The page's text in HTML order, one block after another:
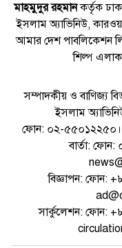
মাহমুদুর রহমানকর্তৃক
ইসলাম অ্যাভিনিউ,
আমার দেশ পাবলিকেশন
শিল্প
সম্পাদকীয় ও বাণিজ্য
ইসলাম
ফোন: ০২-
বার্তা:
বিজ্ঞাপন: ফোন:
সার্কুলেশন: ফোন: